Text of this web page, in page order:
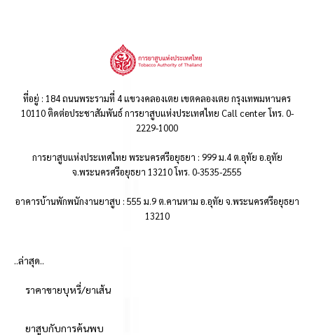
ที่อยู่ : 184 ถนนพระรามที่ 4 แขวงคลองเตย เขตคลองเตย กรุงเทพมหานคร
10110 ติดต่อประชาสัมพันธ์ การยาสูบแห่งประเทศไทย Call center โทร. 0-
2229-1000
การยาสูบแห่งประเทศไทย พระนครศรีอยุธยา : 999 ม.4 ต.อุทัย อ.อุทัย
จ.พระนครศรีอยุธยา 13210 โทร. 0-3535-2555
อาคารบ้านพักพนักงานยาสูบ : 555 ม.9 ต.คานหาม อ.อุทัย จ.พระนครศรีอยุธยา
13210
..ล่าสุด..
ราคาขายบุหรี่/ยาเส้น
ยาสูบกับการค้นพบ